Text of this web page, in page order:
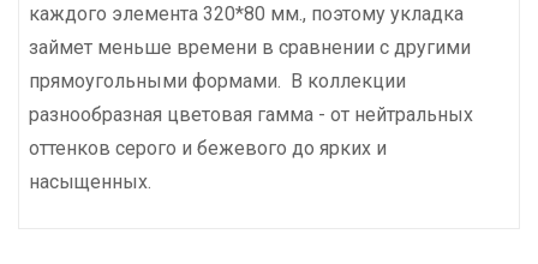
каждого элемента 320*80 мм., поэтому укладка
займет меньше времени в сравнении с другими
прямоугольными формами. В коллекции
разнообразная цветовая гамма - от нейтральных
оттенков серого и бежевого до ярких и
насыщенных.